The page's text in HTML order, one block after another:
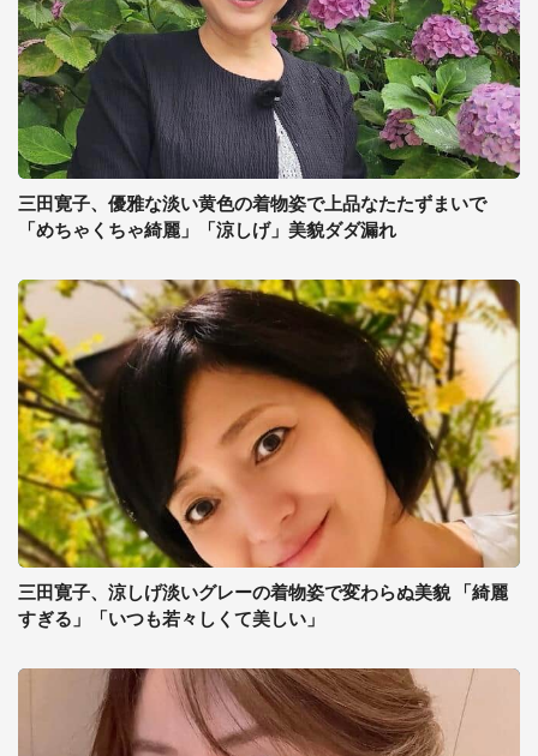
三田寛子、優雅な淡い黄色の着物姿で上品なたたずまいで
「めちゃくちゃ綺麗」「涼しげ」美貌ダダ漏れ
三田寛子、涼しげ淡いグレーの着物姿で変わらぬ美貌 「綺麗
すぎる」「いつも若々しくて美しい」